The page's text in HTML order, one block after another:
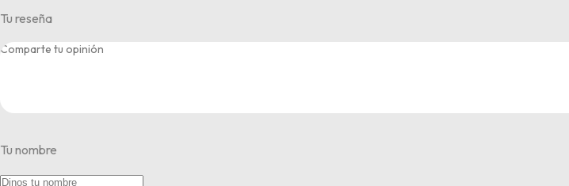
Tu reseña
Tu nombre